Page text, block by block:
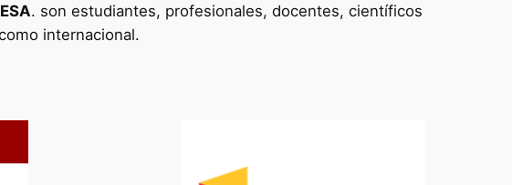
. son estudiantes, profesionales, docentes, científicos
internacional.